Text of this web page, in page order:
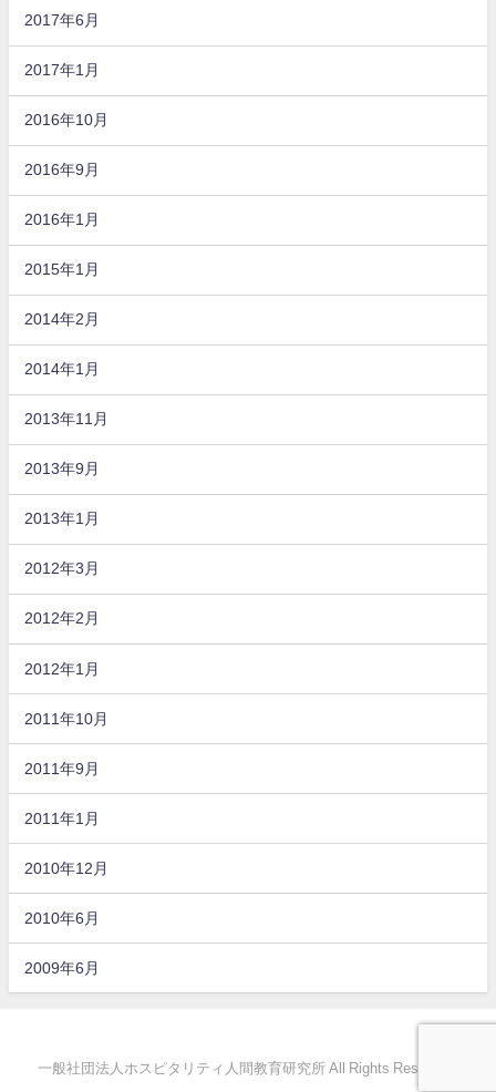
2017年6月
2017年1月
2016年10月
2016年9月
2016年1月
2015年1月
2014年2月
2014年1月
2013年11月
2013年9月
2013年1月
2012年3月
2012年2月
2012年1月
2011年10月
2011年9月
2011年1月
2010年12月
2010年6月
2009年6月
一般社団法人ホスピタリティ人間教育研究所 All Rights Reserved.